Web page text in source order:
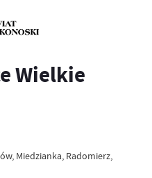
Wielkie
Miedzianka, Radomierz,